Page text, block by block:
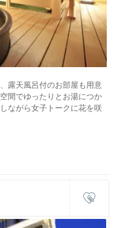
露天風呂付のお部屋も用意
間でゆったりとお湯につか
ながら女子トークに花を咲